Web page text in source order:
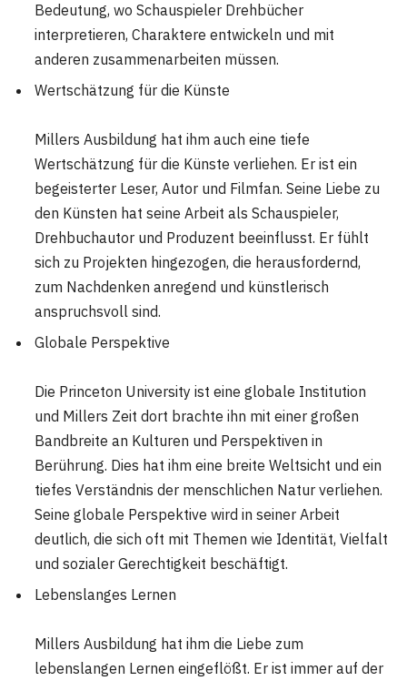
Bedeutung, wo Schauspieler Drehbücher
interpretieren, Charaktere entwickeln und mit
anderen zusammenarbeiten müssen.
Wertschätzung für die Künste
Millers Ausbildung hat ihm auch eine tiefe
Wertschätzung für die Künste verliehen. Er ist ein
begeisterter Leser, Autor und Filmfan. Seine Liebe zu
den Künsten hat seine Arbeit als Schauspieler,
Drehbuchautor und Produzent beeinflusst. Er fühlt
sich zu Projekten hingezogen, die herausfordernd,
zum Nachdenken anregend und künstlerisch
anspruchsvoll sind.
Globale Perspektive
Die Princeton University ist eine globale Institution
und Millers Zeit dort brachte ihn mit einer großen
Bandbreite an Kulturen und Perspektiven in
Berührung. Dies hat ihm eine breite Weltsicht und ein
tiefes Verständnis der menschlichen Natur verliehen.
Seine globale Perspektive wird in seiner Arbeit
deutlich, die sich oft mit Themen wie Identität, Vielfalt
und sozialer Gerechtigkeit beschäftigt.
Lebenslanges Lernen
Millers Ausbildung hat ihm die Liebe zum
lebenslangen Lernen eingeflößt. Er ist immer auf der